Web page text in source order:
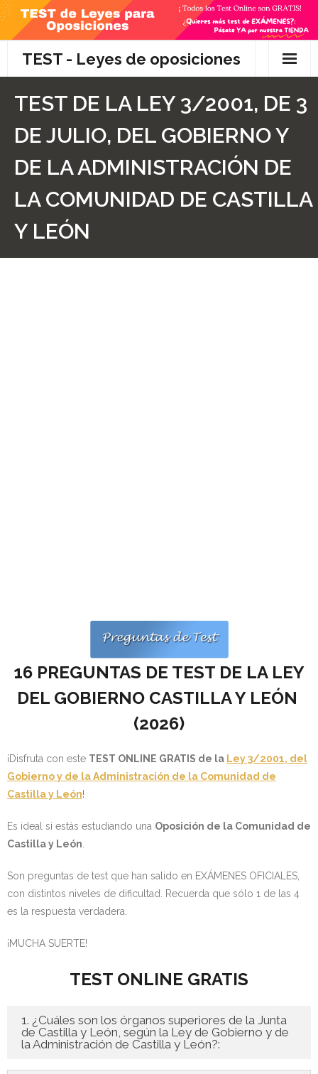
Skip
content
TEST - Leyes de oposiciones
Preguntas
- Diferencia entre propuesta y proposición de ley
- Qué es la competencia administrativa
- ¿Es PRECEPTIVO el Recurso de Alzada? ¿Y
- OPOSICIÓN Gestión Procesal, turno libre – 2025
- - OPOSICIÓN Administrativo Seguridad Social – 2025
- Andalucía
- - TEST de Auxiliar Administrativo SAS 2026
- - OPOSICIÓN Administrativo SAS – 2025
- - OPOSICIÓN Auxiliar Administrativo SAS – 2025
- - OPOSICIÓN Celador SAS – 2025
Andalucía - 2024
TEST DE LA LEY 3/2001, DE 3
DE JULIO, DEL GOBIERNO Y
DE LA ADMINISTRACIÓN DE
LA COMUNIDAD DE CASTILLA
Y LEÓN
16 PREGUNTAS DE TEST DE LA LEY
DEL GOBIERNO CASTILLA Y LEÓN
(2026)
¡Disfruta con este TEST ONLINE GRATIS de la Ley 3/2001, del
Gobierno y de la Administración de la Comunidad de
Castilla y León!
Es ideal si estás estudiando una Oposición de la Comunidad de
Castilla y León
Son preguntas de test que han salido en EXÁMENES OFICIALES,
con distintos niveles de dificultad. Recuerda que sólo 1 de las 4
es la respuesta verdadera.
¡MUCHA SUERTE!
TEST ONLINE GRATIS
1. ¿Cuáles son los órganos superiores de la Junta
de Castilla y León, según la Ley de Gobierno y de
la Administración de Castilla y León?: